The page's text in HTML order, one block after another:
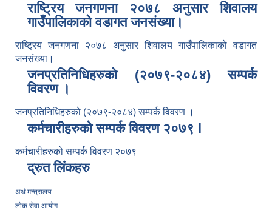
राष्ट्रिय जनगणना २०७८ अनुसार शिवालय
गाउँपालिकाको वडागत जनसंख्या।
राष्ट्रिय जनगणना २०७८ अनुसार शिवालय गाउँपालिकाको वडागत
जनसंख्या।
जनप्रतिनिधिहरुको (२०७९-२०८४) सम्पर्क
विवरण ।
जनप्रतिनिधिहरुको (२०७९-२०८४) सम्पर्क विवरण ।
कर्मचारीहरुको सम्पर्क विवरण २०७९ l
कर्मचारीहरुको सम्पर्क विवरण २०७९
द्रुत लिंकहरु
अर्थ मन्त्रालय
लोक सेवा आयोग